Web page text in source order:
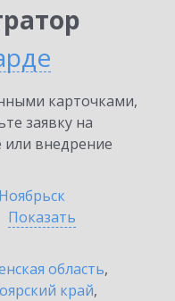
карточками,
заявку на
внедрение
Ноябрьск
Показать
область,
край,